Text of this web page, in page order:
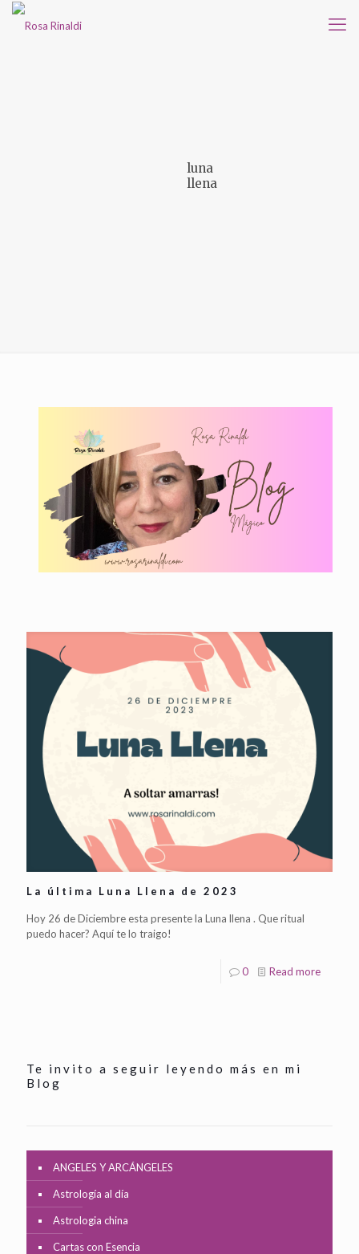
luna
llena
La última Luna Llena de 2023
Hoy 26 de Diciembre esta presente la Luna llena . Que ritual
puedo hacer? Aquí te lo traigo!
0 Read more
Te invito a seguir leyendo más en mi
Blog
ANGELES Y ARCÁNGELES
Astrología al día
Astrologia china
Cartas con Esencia